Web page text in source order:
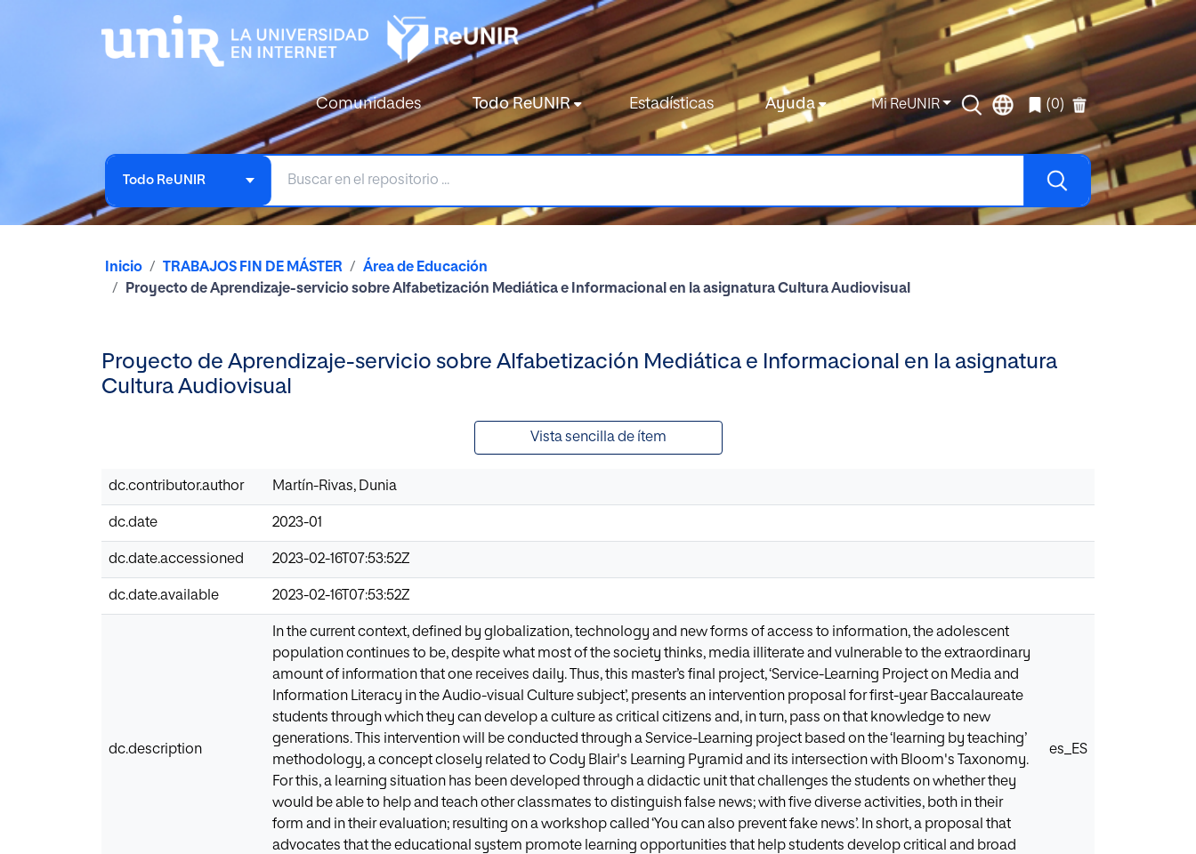
Comunidades Todo ReUNIR Estadísticas Ayuda Mi ReUNIR (0)
Todo ReUNIR
Inicio TRABAJOS FIN DE MÁSTER
Área de Educación
Proyecto de Aprendizaje-servicio sobre Alfabetización Mediática e Informacional en la asignatura Cultura Audiovisual
Proyecto de Aprendizaje-servicio sobre Alfabetización Mediática e Informacional en la asignatura
Cultura Audiovisual
Vista sencilla de ítem
dc.contributor.author Martín-Rivas, Dunia
dc.date 2023-01
dc.date.accessioned 2023-02-16T07:53:52Z
dc.date.available 2023-02-16T07:53:52Z
dc.description
In the current context, defined by globalization, technology and new forms of access to information, the adolescent
population continues to be, despite what most of the society thinks, media illiterate and vulnerable to the extraordinary
amount of information that one receives daily. Thus, this master’s final project, ‘Service-Learning Project on Media and
Information Literacy in the Audio-visual Culture subject’, presents an intervention proposal for first-year Baccalaureate
students through which they can develop a culture as critical citizens and, in turn, pass on that knowledge to new
generations. This intervention will be conducted through a Service-Learning project based on the ‘learning by teaching’
methodology, a concept closely related to Cody Blair's Learning Pyramid and its intersection with Bloom's Taxonomy.
For this, a learning situation has been developed through a didactic unit that challenges the students on whether they
would be able to help and teach other classmates to distinguish false news; with five diverse activities, both in their
form and in their evaluation; resulting on a workshop called ‘You can also prevent fake news’. In short, a proposal that
advocates that the educational system promote learning opportunities that help students develop critical and broad
es_ES